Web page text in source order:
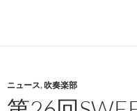
ニュース,吹奏楽部